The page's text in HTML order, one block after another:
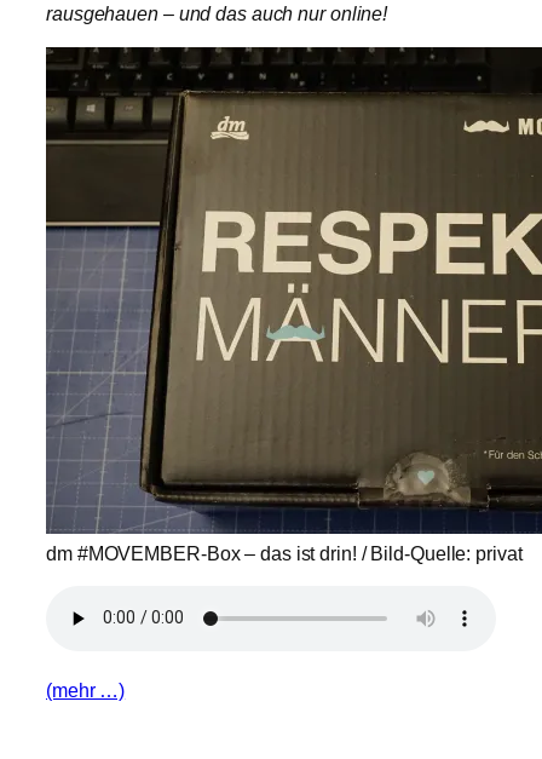
rausgehauen – und das auch nur online!
dm #MOVEMBER-Box – das ist drin! / Bild-Quelle: privat
(mehr …)